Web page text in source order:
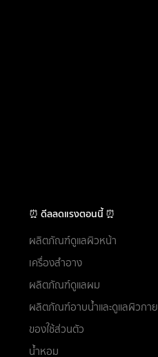
⏰ ดีลลดแรงตอนนี้ ⏰
ผลิตภัณฑ์ดูแลผิวหน้า
เครื่องสำอาง
ผลิตภัณฑ์ดูแลผม
ผลิตภัณฑ์อาบน้ำและดูแลผิวกาย
ของใช้ส่วนตัว
น้ำหอม